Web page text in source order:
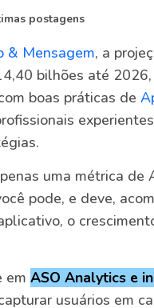
postagens
& Mensagem, a
bilhões até
boas práticas de
uma métrica de
pode, e deve,
o
em ASO Analytics e
usuários em